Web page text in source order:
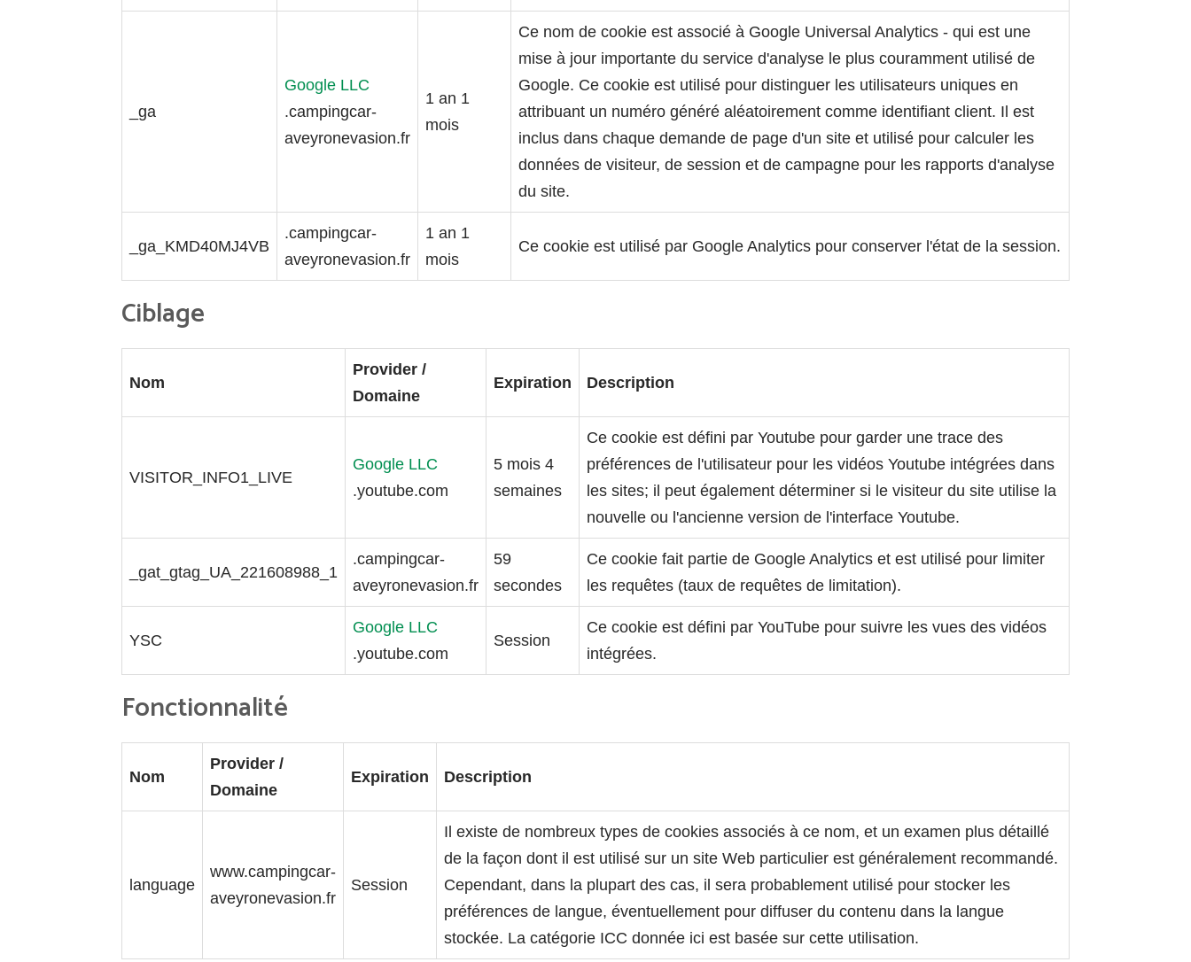
_ga
Google LLC
.campingcar-
aveyronevasion.fr
1 an 1
mois
Ce nom de cookie est associé à Google Universal Analytics - qui est une
mise à jour importante du service d'analyse le plus couramment utilisé de
Google. Ce cookie est utilisé pour distinguer les utilisateurs uniques en
attribuant un numéro généré aléatoirement comme identifiant client. Il est
inclus dans chaque demande de page d'un site et utilisé pour calculer les
données de visiteur, de session et de campagne pour les rapports d'analyse
du site.
_ga_KMD40MJ4VB
.campingcar-
aveyronevasion.fr
1 an 1
mois
Ce cookie est utilisé par Google Analytics pour conserver l'état de la session.
Ciblage
Nom
Provider /
Domaine
Expiration Description
VISITOR_INFO1_LIVE
Google LLC
.youtube.com
5 mois 4
semaines
Ce cookie est défini par Youtube pour garder une trace des
préférences de l'utilisateur pour les vidéos Youtube intégrées dans
les sites; il peut également déterminer si le visiteur du site utilise la
nouvelle ou l'ancienne version de l'interface Youtube.
_gat_gtag_UA_221608988_1
.campingcar-
aveyronevasion.fr
59
secondes
Ce cookie fait partie de Google Analytics et est utilisé pour limiter
les requêtes (taux de requêtes de limitation).
YSC
Google LLC
.youtube.com
Session
Ce cookie est défini par YouTube pour suivre les vues des vidéos
intégrées.
Fonctionnalité
Nom
Provider /
Domaine
Expiration Description
language
www.campingcar-
aveyronevasion.fr
Session
Il existe de nombreux types de cookies associés à ce nom, et un examen plus détaillé
de la façon dont il est utilisé sur un site Web particulier est généralement recommandé.
Cependant, dans la plupart des cas, il sera probablement utilisé pour stocker les
préférences de langue, éventuellement pour diffuser du contenu dans la langue
stockée. La catégorie ICC donnée ici est basée sur cette utilisation.